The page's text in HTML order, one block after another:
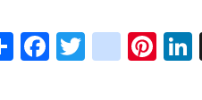
ShareFacebook
Twitter